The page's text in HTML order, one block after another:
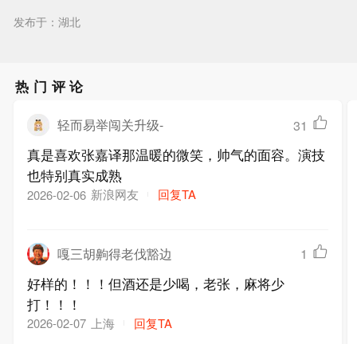
发布于：湖北
热门评论
轻而易举闯关升级- 31
真是喜欢张嘉译那温暖的微笑，帅气的面容。演技
也特别真实成熟
2026-02-06 新浪网友 回复TA
嘎三胡齁得老伐豁边 1
好样的！！！但酒还是少喝，老张，麻将少
打！！！
2026-02-07 上海 回复TA